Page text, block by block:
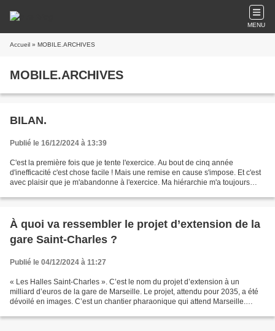
MENU
Accueil » MOBILE.ARCHIVES
MOBILE.ARCHIVES
BILAN.
Publié le 16/12/2024 à 13:39
C'est la première fois que je tente l'exercice. Au bout de cinq année
d'inefficacité c'est chose facile ! Mais une remise en cause s'impose. Et c'est
avec plaisir que je m'abandonne à l'exercice. Ma hiérarchie m'a toujours
À quoi va ressembler le projet d’extension de la
gare Saint-Charles ?
Publié le 04/12/2024 à 11:27
« Les Halles Saint-Charles ». C’est le nom du projet d’extension à un
milliard d’euros de la gare de Marseille. Le projet, attendu pour 2035, a été
dévoilé en images. C’est un chantier pharaonique qui attend Marseille.